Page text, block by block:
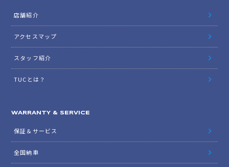
店舗紹介
アクセスマップ
スタッフ紹介
TUCとは？
WARRANTY & SERVICE
保証＆サービス
全国納車